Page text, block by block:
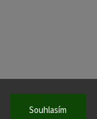
Souhlasím